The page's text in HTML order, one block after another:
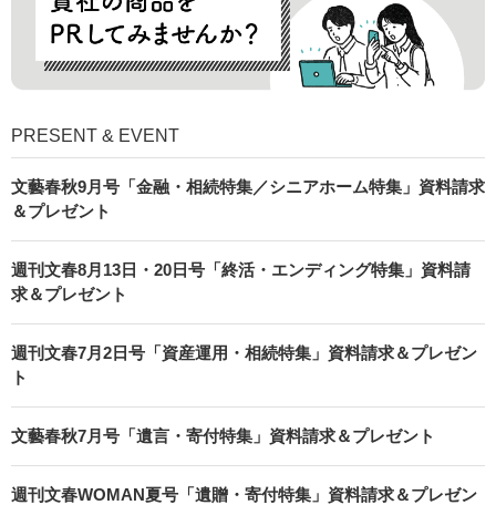
PRESENT & EVENT
文藝春秋9月号「金融・相続特集／シニアホーム特集」資料請求
＆プレゼント
週刊文春8月13日・20日号「終活・エンディング特集」資料請
求＆プレゼント
週刊文春7月2日号「資産運用・相続特集」資料請求＆プレゼン
ト
文藝春秋7月号「遺言・寄付特集」資料請求＆プレゼント
週刊文春WOMAN夏号「遺贈・寄付特集」資料請求＆プレゼン